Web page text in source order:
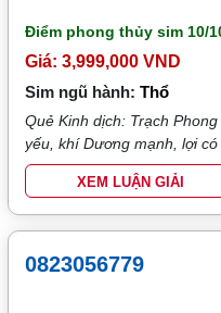
Điểm phong thủy sim 10/
Giá: 3,999,000 VND
Sim ngũ hành:Thổ
Quẻ Kinh dịch: Trạch
yếu, khí Dương mạnh, lợi
XEM LUẬN GIẢI
0823056779